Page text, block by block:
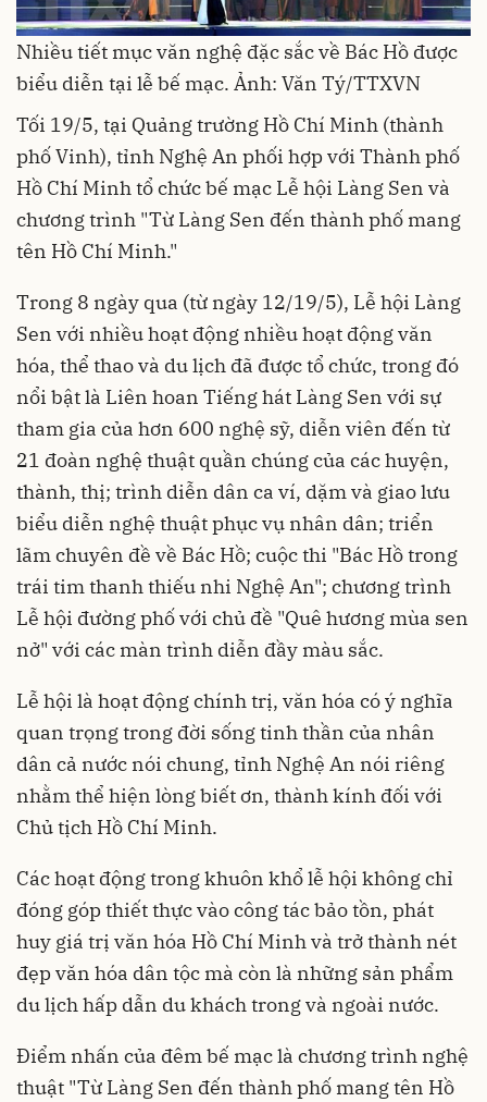
Nhiều tiết mục văn nghệ đặc sắc về Bác Hồ được
biểu diễn tại lễ bế mạc. Ảnh: Văn Tý/TTXVN
Tối 19/5, tại Quảng trường Hồ Chí Minh (thành
phố Vinh), tỉnh Nghệ An phối hợp với Thành phố
Hồ Chí Minh tổ chức bế mạc Lễ hội Làng Sen và
chương trình "Từ Làng Sen đến thành phố mang
tên Hồ Chí Minh."
Trong 8 ngày qua (từ ngày 12/19/5), Lễ hội Làng
Sen với nhiều hoạt động nhiều hoạt động văn
hóa, thể thao và du lịch đã được tổ chức, trong đó
nổi bật là Liên hoan Tiếng hát Làng Sen với sự
tham gia của hơn 600 nghệ sỹ, diễn viên đến từ
21 đoàn nghệ thuật quần chúng của các huyện,
thành, thị; trình diễn dân ca ví, dặm và giao lưu
biểu diễn nghệ thuật phục vụ nhân dân; triển
lãm chuyên đề về Bác Hồ; cuộc thi "Bác Hồ trong
trái tim thanh thiếu nhi Nghệ An"; chương trình
Lễ hội đường phố với chủ đề "Quê hương mùa sen
nở" với các màn trình diễn đầy màu sắc.
Lễ hội là hoạt động chính trị, văn hóa có ý nghĩa
quan trọng trong đời sống tinh thần của nhân
dân cả nước nói chung, tỉnh Nghệ An nói riêng
nhằm thể hiện lòng biết ơn, thành kính đối với
Chủ tịch Hồ Chí Minh.
Các hoạt động trong khuôn khổ lễ hội không chỉ
đóng góp thiết thực vào công tác bảo tồn, phát
huy giá trị văn hóa Hồ Chí Minh và trở thành nét
đẹp văn hóa dân tộc mà còn là những sản phẩm
du lịch hấp dẫn du khách trong và ngoài nước.
Điểm nhấn của đêm bế mạc là chương trình nghệ
thuật "Từ Làng Sen đến thành phố mang tên Hồ